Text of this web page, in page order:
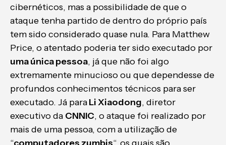
cibernéticos, mas a possibilidade de que o
ataque tenha partido de dentro do próprio país
tem sido considerado quase nula. Para Matthew
Price, o atentado poderia ter sido executado por
uma única pessoa, já que não foi algo
extremamente minucioso ou que dependesse de
profundos conhecimentos técnicos para ser
executado. Já paraLi Xiaodong, diretor
executivo da CNNIC, o ataque foi realizado por
mais de uma pessoa, com a utilização de